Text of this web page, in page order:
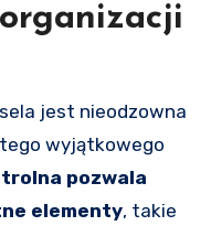
jest nieodzowna
wyjątkowego
pozwala
elementy, takie